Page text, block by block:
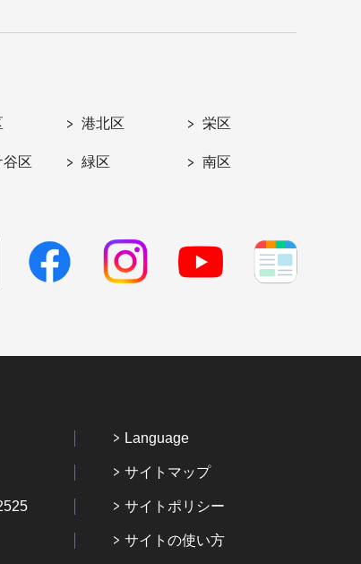
港北区 栄区
谷区 緑区 南区
Language
サイトマップ
サイトポリシー
サイトの使い方